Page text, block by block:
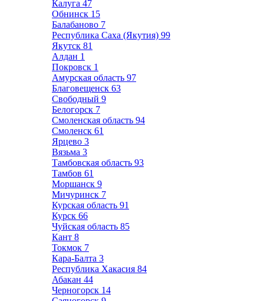
Калуга 47
Обнинск 15
Балабаново 7
Республика Саха (Якутия) 99
Якутск 81
Алдан 1
Покровск 1
Амурская область 97
Благовещенск 63
Свободный 9
Белогорск 7
Смоленская область 94
Смоленск 61
Ярцево 3
Вязьма 3
Тамбовская область 93
Тамбов 61
Моршанск 9
Мичуринск 7
Курская область 91
Курск 66
Чуйская область 85
Кант 8
Токмок 7
Кара-Балта 3
Республика Хакасия 84
Абакан 44
Черногорск 14